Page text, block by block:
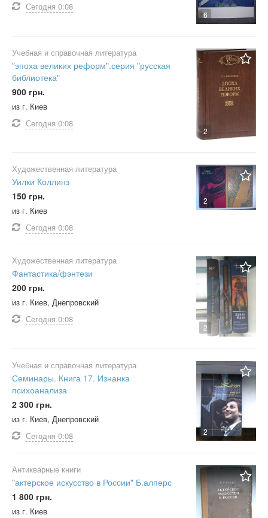
6
Сегодня 0:08
2
Учебная и справочная литература
"эпоха великих реформ".серия "русская
библиотека"
900 грн.
из г. Киев
Сегодня 0:08
2
Художественная литература
Уилки Коллинз
150 грн.
из г. Киев
Сегодня 0:08
2
Художественная литература
Фантастика/фэнтези
200 грн.
из г. Киев, Днепровский
Сегодня 0:08
2
Учебная и справочная литература
Семинары. Книга 17. Изнанка
психоанализа
2 300 грн.
из г. Киев, Днепровский
Сегодня 0:08
Антикварные книги
"актерское искусство в России" Б.алперс
1 800 грн.
из г. Киев